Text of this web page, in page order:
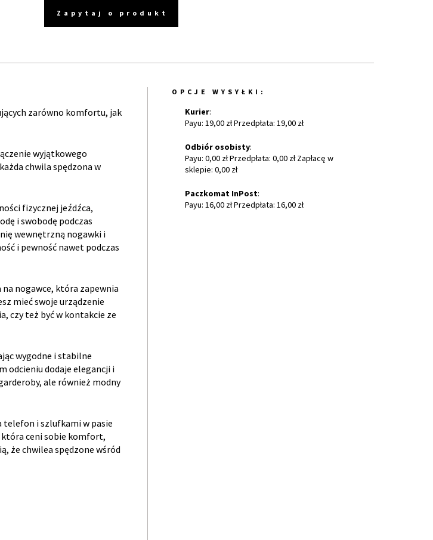
Zapytaj o produkt
zarówno komfortu, jak
wyjątkowego
chwila spędzona w
fizycznej jeźdźca,
i swobodę podczas
wewnętrzną nogawki i
i pewność nawet podczas
nogawce, która zapewnia
mieć swoje urządzenie
czy też być w kontakcie ze
wygodne i stabilne
odcieniu dodaje elegancji i
ale również modny
telefon i szlufkami w pasie
ceni sobie komfort,
że chwilea spędzone wśród
OPCJE WYSYŁKI:
Kurier:
Payu: 19,00 zł Przedpłata: 19,00 zł
Odbiór osobisty:
Payu: 0,00 zł Przedpłata: 0,00 zł Zapłacę w
sklepie: 0,00 zł
Paczkomat InPost:
Payu: 16,00 zł Przedpłata: 16,00 zł